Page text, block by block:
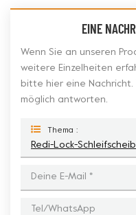
EINE
Wenn Sie an unseren
weitere Einzelheiten
bitte hier eine Nachricht.
möglich antworten.
Thema :